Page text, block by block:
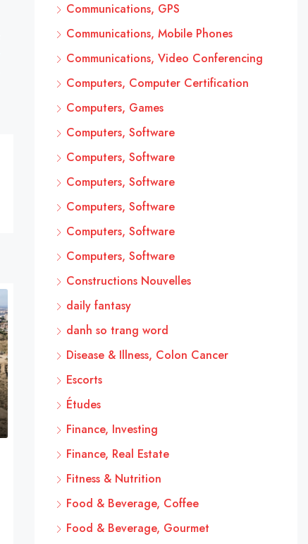
Communications, GPS
Communications, Mobile Phones
Communications, Video Conferencing
Computers, Computer Certification
Computers, Games
Computers, Software
Computers, Software
Computers, Software
Computers, Software
Computers, Software
Computers, Software
Constructions Nouvelles
daily fantasy
danh so trang word
Disease & Illness, Colon Cancer
Escorts
Études
Finance, Investing
Finance, Real Estate
Fitness & Nutrition
Food & Beverage, Coffee
Food & Beverage, Gourmet